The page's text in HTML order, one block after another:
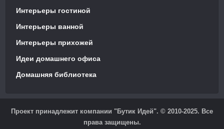
Интерьеры гостиной
Интерьеры ванной
Интерьеры прихожей
Идеи домашнего офиса
Домашняя библиотека
Проект принадлежит компании "Бутик Идей". © 2010-2025. Все
права защищены.